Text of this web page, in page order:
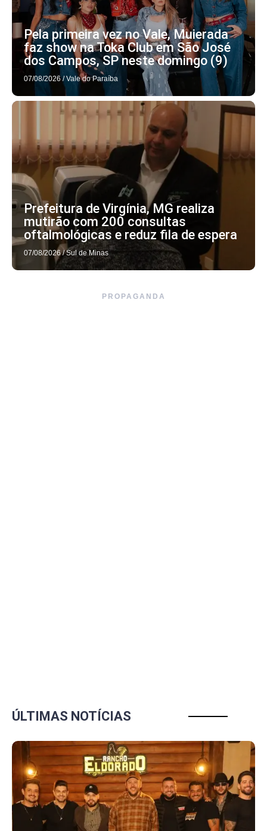
Pela primeira vez no Vale, Muierada
faz show na Toka Club em São José
dos Campos, SP neste domingo (9)
07/08/2026 / Vale do Paraíba
Prefeitura de Virgínia, MG realiza
mutirão com 200 consultas
oftalmológicas e reduz fila de espera
07/08/2026 / Sul de Minas
PROPAGANDA
ÚLTIMAS NOTÍCIAS